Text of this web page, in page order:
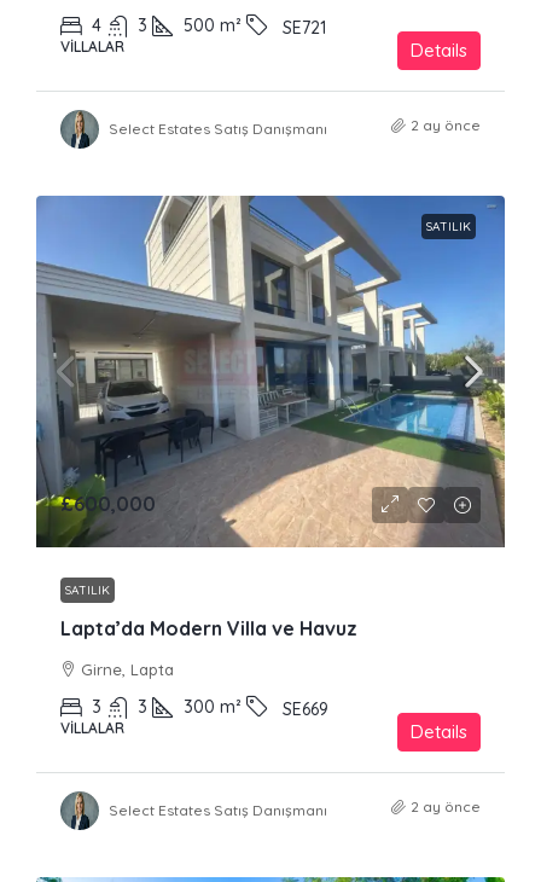
4 3 500 m² SE721
VILLALAR Details
Select Estates Satış Danışmanı 2 ay önce
SATILIK
£600,000
SATILIK
Lapta’da Modern Villa ve Havuz
Girne, Lapta
3 3 300 m² SE669
VILLALAR Details
Select Estates Satış Danışmanı 2 ay önce